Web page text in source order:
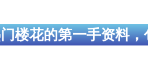
楼花的第一手资料